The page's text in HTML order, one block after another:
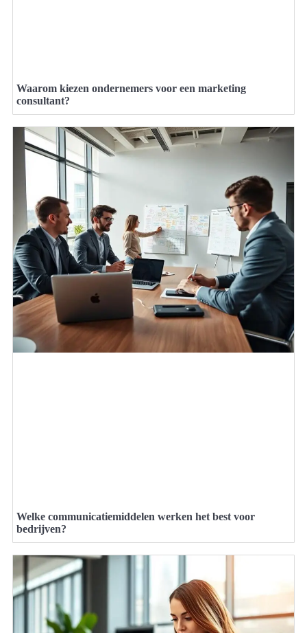
Waarom kiezen ondernemers voor een marketing
consultant?
Welke communicatiemiddelen werken het best voor
bedrijven?